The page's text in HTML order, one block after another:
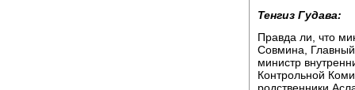
Тенгиз Гудава:
Правда ли, что
Совмина,
министр
Контрольной
родственники